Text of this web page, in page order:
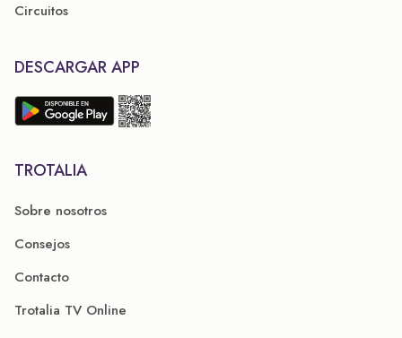
Circuitos
DESCARGAR APP
TROTALIA
Sobre nosotros
Consejos
Contacto
Trotalia TV Online